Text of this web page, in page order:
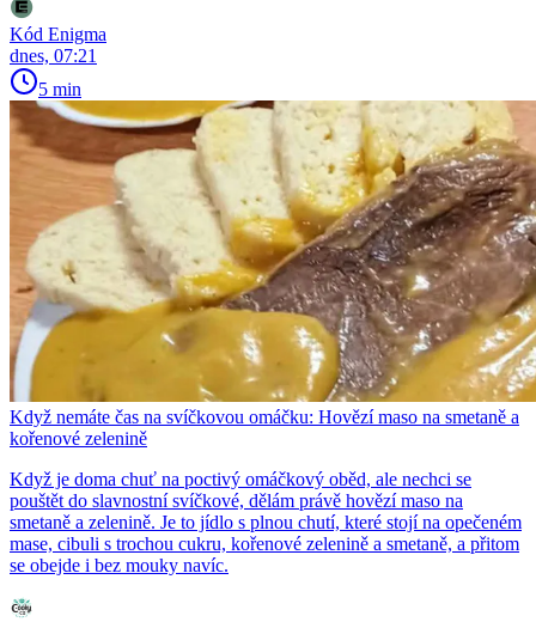
Kód Enigma
dnes, 07:21
5 min
Když nemáte čas na svíčkovou omáčku: Hovězí maso na smetaně a
kořenové zelenině
Když je doma chuť na poctivý omáčkový oběd, ale nechci se
pouštět do slavnostní svíčkové, dělám právě hovězí maso na
smetaně a zelenině. Je to jídlo s plnou chutí, které stojí na opečeném
mase, cibuli s trochou cukru, kořenové zelenině a smetaně, a přitom
se obejde i bez mouky navíc.